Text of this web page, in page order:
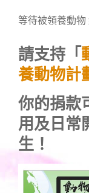
等待被領養動物
請支持「
養動物計
你的捐款
用及日常
生！